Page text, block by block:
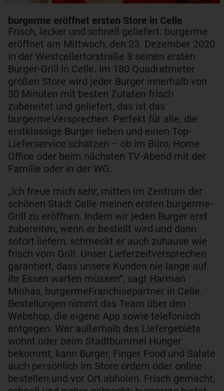
burgerme eröffnet ersten Store in Celle
Frisch, lecker und schnell geliefert: burgerme
eröffnet am Mittwoch, den 23. Dezember 2020
in der Westcellertorstraße 8 seinen ersten
Burger-Grill in Celle. Im 180 Quadratmeter
großen Store wird jeder Burger innerhalb von
30 Minuten mit besten Zutaten frisch
zubereitet und geliefert, das ist das
burgermeVersprechen. Perfekt für alle, die
erstklassige Burger lieben und einen Top-
Lieferservice schätzen – ob im Büro, Home
Office oder beim nächsten TV-Abend mit der
Familie oder in der WG.
„Ich freue mich sehr, mitten im Zentrum der
schönen Stadt Celle meinen ersten burgerme-
Grill zu eröffnen. Indem wir jeden Burger erst
zubereiten, wenn er bestellt wird und dann
sofort liefern, schmeckt er auch zuhause wie
frisch vom Grill. Unser Lieferzeitversprechen
garantiert, dass unsere Kunden nie lange auf
ihr Essen warten müssen“, sagt Harman
Minhas, burgermeFranchisepartner in Celle.
Bestellungen nimmt das Team über den
Webshop, die eigene App sowie telefonisch
entgegen. Wer außerhalb des Liefergebiets
wohnt oder beim Stadtbummel Hunger
bekommt, kann Burger, Finger Food und Salate
auch persönlich im Store ordern oder online
bestellen und vor Ort abholen. Frisch gemacht,